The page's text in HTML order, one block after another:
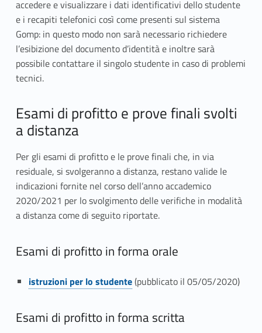
accedere e visualizzare i dati identificativi dello studente
e i recapiti telefonici così come presenti sul sistema
Gomp: in questo modo non sarà necessario richiedere
l’esibizione del documento d’identità e inoltre sarà
possibile contattare il singolo studente in caso di problemi
tecnici.
Esami di profitto e prove finali svolti
a distanza
Per gli esami di profitto e le prove finali che, in via
residuale, si svolgeranno a distanza, restano valide le
indicazioni fornite nel corso dell’anno accademico
2020/2021 per lo svolgimento delle verifiche in modalità
a distanza come di seguito riportate.
Esami di profitto in forma orale
Link identifier #identifier__25015-2istruzioni per lo studente(pubblicato il 05/05/2020)
Esami di profitto in forma scritta